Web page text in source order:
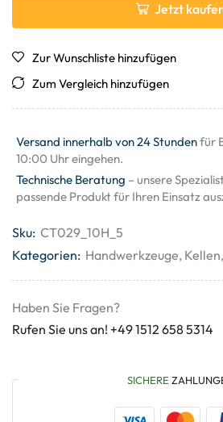
Jetzt
Zur Wunschliste hinzufügen
Zum Vergleich hinzufügen
Versand innerhalb von 24 Stundenfür
10:00 Uhr eingehen.
Technische Beratung – unsere
passende Produkt für Ihren Einsatz
Sku: CT029_10H_5
Kategorien: Handwerkzeuge, Kellen,
Haben Sie Fragen?
Rufen Sie uns an! +49 1512 658 5314
SICHERE